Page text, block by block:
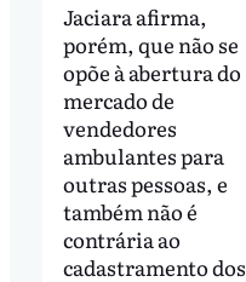
Jaciara afirma,
porém, que não se
opõe à abertura do
mercado de
vendedores
ambulantes para
outras pessoas, e
também não é
contrária ao
cadastramento dos